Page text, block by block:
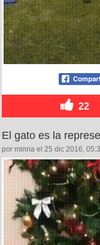
22
El gato es la
por minna el 25 dic 2016,